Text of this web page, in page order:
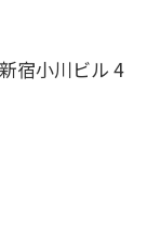
宿小川ビル 4